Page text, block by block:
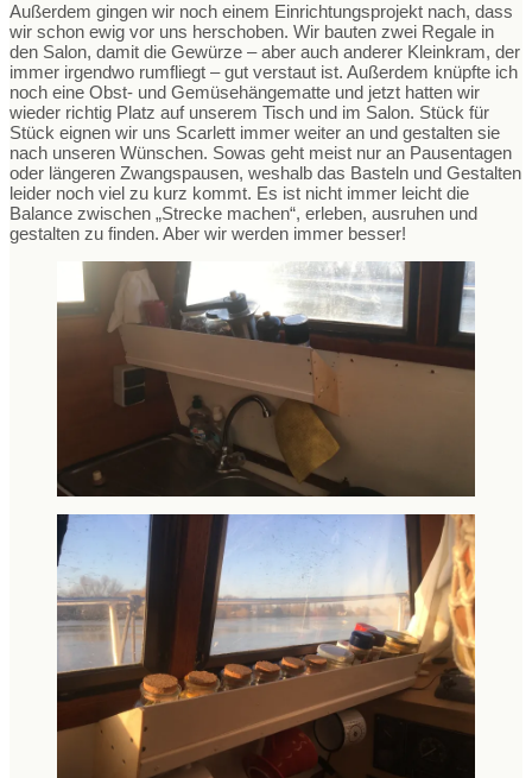
Außerdem gingen wir noch einem Einrichtungsprojekt nach, dass
wir schon ewig vor uns herschoben. Wir bauten zwei Regale in
den Salon, damit die Gewürze – aber auch anderer Kleinkram, der
immer irgendwo rumfliegt – gut verstaut ist. Außerdem knüpfte ich
noch eine Obst- und Gemüsehängematte und jetzt hatten wir
wieder richtig Platz auf unserem Tisch und im Salon. Stück für
Stück eignen wir uns Scarlett immer weiter an und gestalten sie
nach unseren Wünschen. Sowas geht meist nur an Pausentagen
oder längeren Zwangspausen, weshalb das Basteln und Gestalten
leider noch viel zu kurz kommt. Es ist nicht immer leicht die
Balance zwischen „Strecke machen“, erleben, ausruhen und
gestalten zu finden. Aber wir werden immer besser!